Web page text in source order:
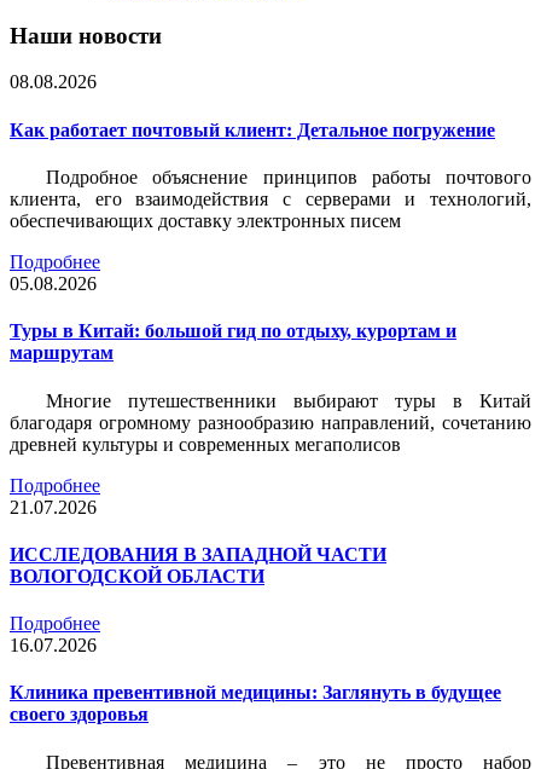
Наши новости
08.08.2026
Как работает почтовый клиент: Детальное погружение
Подробное объяснение принципов работы почтового
клиента, его взаимодействия с серверами и технологий,
обеспечивающих доставку электронных писем
Подробнее
05.08.2026
Туры в Китай: большой гид по отдыху, курортам и
маршрутам
Многие путешественники выбирают туры в Китай
благодаря огромному разнообразию направлений, сочетанию
древней культуры и современных мегаполисов
Подробнее
21.07.2026
ИССЛЕДОВАНИЯ В ЗАПАДНОЙ ЧАСТИ
ВОЛОГОДСКОЙ ОБЛАСТИ
Подробнее
16.07.2026
Клиника превентивной медицины: Заглянуть в будущее
своего здоровья
Превентивная медицина – это не просто набор